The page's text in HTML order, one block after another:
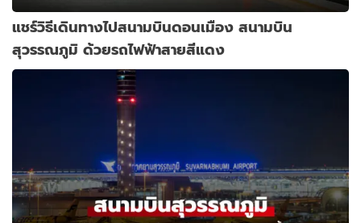
แชร์วิธีเดินทางไปสนามบินดอนเมือง สนามบิน
สุวรรณภูมิ ด้วยรถไฟฟ้าสายสีแดง